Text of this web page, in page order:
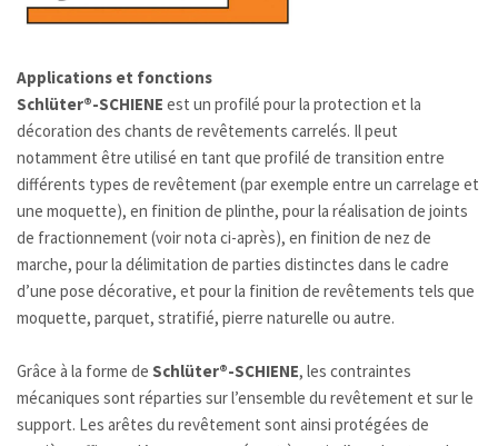
Applications et fonctions
Schlüter®-SCHIENE est un profilé pour la protection et la
décoration des chants de revêtements carrelés. Il peut
notamment être utilisé en tant que profilé de transition entre
différents types de revêtement (par exemple entre un carrelage et
une moquette), en finition de plinthe, pour la réalisation de joints
de fractionnement (voir nota ci-après), en finition de nez de
marche, pour la délimitation de parties distinctes dans le cadre
d’une pose décorative, et pour la finition de revêtements tels que
moquette, parquet, stratifié, pierre naturelle ou autre.
Grâce à la forme de Schlüter®-SCHIENE, les contraintes
mécaniques sont réparties sur l’ensemble du revêtement et sur le
support. Les arêtes du revêtement sont ainsi protégées de